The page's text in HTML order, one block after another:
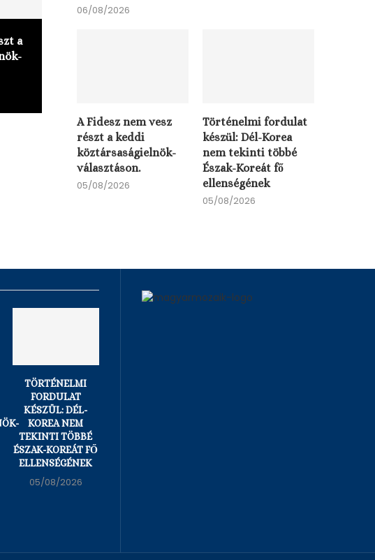
a
06/08/2026
A Fidesz nem vesz
részt a keddi
köztársaságielnök-
választáson.
05/08/2026
Történelmi fordulat
készül: Dél-Korea
nem tekinti többé
Észak-Koreát fő
ellenségének
05/08/2026
TÖRTÉNELMI
FORDULAT
KÉSZÜL: DÉL-
KOREA NEM
TEKINTI TÖBBÉ
ÉSZAK-KOREÁT FŐ
ELLENSÉGÉNEK
05/08/2026